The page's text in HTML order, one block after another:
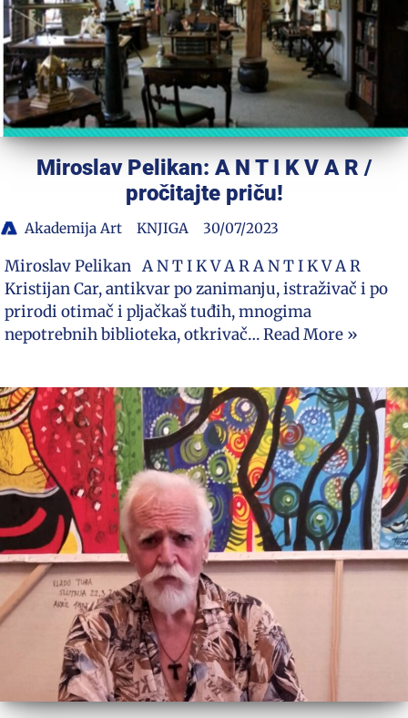
Miroslav Pelikan: A N T I K V A R /
pročitajte priču!
Akademija Art KNJIGA 30/07/2023
Miroslav Pelikan A N T I K V A R A N T I K V A R
Kristijan Car, antikvar po zanimanju, istraživač i po
prirodi otimač i pljačkaš tuđih, mnogima
nepotrebnih biblioteka, otkrivač…Read More »